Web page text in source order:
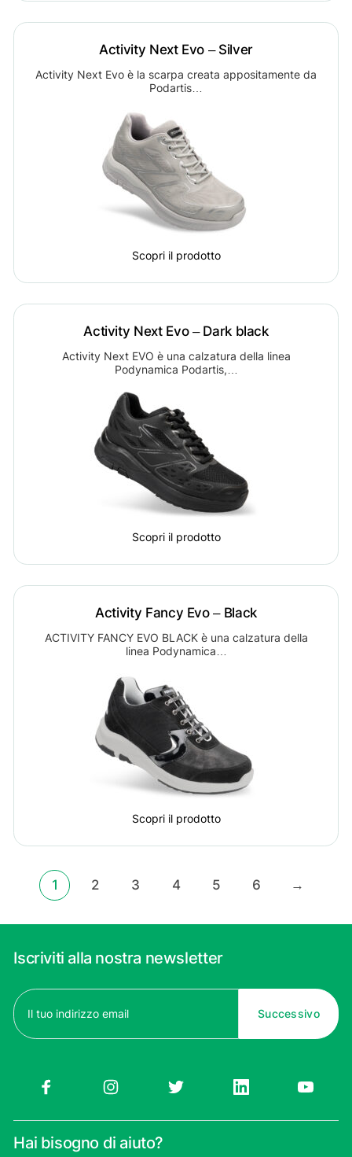
Activity Next Evo – Silver
Activity Next Evo è la scarpa creata appositamente da
Podartis…
Scopri il prodotto
Activity Next Evo – Dark black
Activity Next EVO è una calzatura della linea
Podynamica Podartis,…
Scopri il prodotto
Activity Fancy Evo – Black
ACTIVITY FANCY EVO BLACK è una calzatura della
linea Podynamica…
Scopri il prodotto
1 2 3 4 5 6 →
Iscriviti alla nostra newsletter
Email
(Obbligatorio)
Hai bisogno di aiuto?